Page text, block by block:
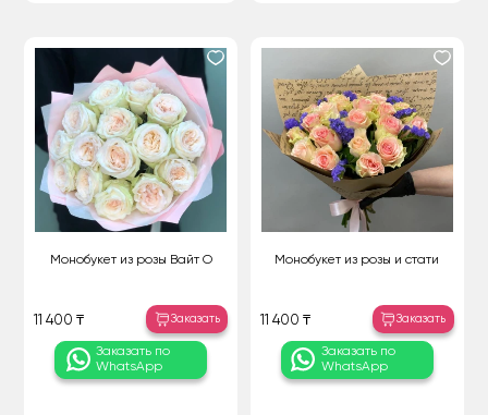
Монобукет из розы Вайт О
11 400 ₸ Заказать
Заказать по
WhatsApp
Монобукет из розы и стати
11 400 ₸ Заказать
Заказать по
WhatsApp